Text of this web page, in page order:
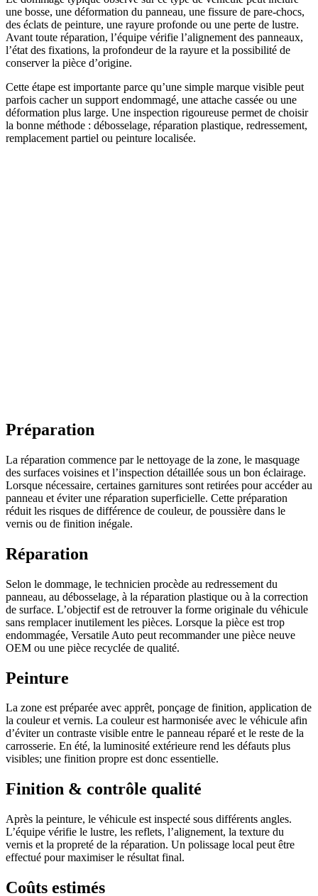
une bosse, une déformation du panneau, une fissure de pare-chocs,
des éclats de peinture, une rayure profonde ou une perte de lustre.
Avant toute réparation, l’équipe vérifie l’alignement des panneaux,
l’état des fixations, la profondeur de la rayure et la possibilité de
conserver la pièce d’origine.
Cette étape est importante parce qu’une simple marque visible peut
parfois cacher un support endommagé, une attache cassée ou une
déformation plus large. Une inspection rigoureuse permet de choisir
la bonne méthode : débosselage, réparation plastique, redressement,
remplacement partiel ou peinture localisée.
Préparation
La réparation commence par le nettoyage de la zone, le masquage
des surfaces voisines et l’inspection détaillée sous un bon éclairage.
Lorsque nécessaire, certaines garnitures sont retirées pour accéder au
panneau et éviter une réparation superficielle. Cette préparation
réduit les risques de différence de couleur, de poussière dans le
vernis ou de finition inégale.
Réparation
Selon le dommage, le technicien procède au redressement du
panneau, au débosselage, à la réparation plastique ou à la correction
de surface. L’objectif est de retrouver la forme originale du véhicule
sans remplacer inutilement les pièces. Lorsque la pièce est trop
endommagée, Versatile Auto peut recommander une pièce neuve
OEM ou une pièce recyclée de qualité.
Peinture
La zone est préparée avec apprêt, ponçage de finition, application de
la couleur et vernis. La couleur est harmonisée avec le véhicule afin
d’éviter un contraste visible entre le panneau réparé et le reste de la
carrosserie. En été, la luminosité extérieure rend les défauts plus
visibles; une finition propre est donc essentielle.
Finition & contrôle qualité
Après la peinture, le véhicule est inspecté sous différents angles.
L’équipe vérifie le lustre, les reflets, l’alignement, la texture du
vernis et la propreté de la réparation. Un polissage local peut être
effectué pour maximiser le résultat final.
Coûts estimés